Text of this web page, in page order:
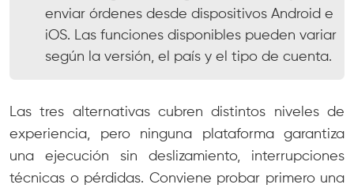
enviar órdenes desde dispositivos Android e
iOS. Las funciones disponibles pueden variar
según la versión, el país y el tipo de cuenta.
Las tres alternativas cubren distintos niveles de
experiencia, pero ninguna plataforma garantiza
una ejecución sin deslizamiento, interrupciones
técnicas o pérdidas. Conviene probar primero una